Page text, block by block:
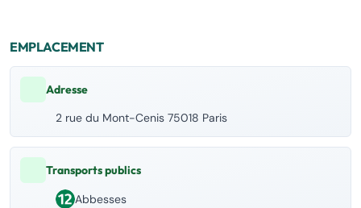
EMPLACEMENT
Adresse
2 rue du Mont-Cenis 75018 Paris
Transports publics
Abbesses